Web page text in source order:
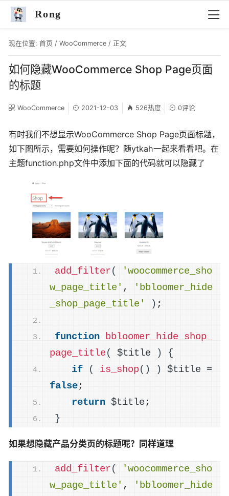
Rong
现在位置: 首页 / WooCommerce / 正文
如何隐藏WooCommerce Shop Page页面
的标题
WooCommerce 2021-12-03 526热度 0评论
有时我们不想显示WooCommerce Shop Page页面标题，
如下图所示，需要如何操作呢？随ytkah一起来看看吧。在
主题function.php文件中添加下面的代码就可以隐藏了
add_filter(
'woocommerce_sho
w_page_title' ,
'bbloomer_hide
_shop_page_title'
) ;
function bbloomer_hide_shop_
page_title( $title )
{
if
( is_shop() )
false;
return $title;
}
如果想隐藏产品分类页的标题呢？同样道理
add_filter(
'woocommerce_sho
w_page_title' ,
'bbloomer_hide